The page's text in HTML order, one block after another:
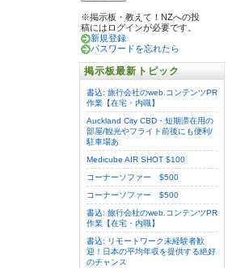
※掲示板・教えて！NZへの投
稿にはログインが必要です。
新規登録
パスワードを忘れたら
掲示板最新トピック
書込: 旅行会社のweb.コンテンツPR
作業【在宅・内職】
Auckland City CBD・短期滞在用の
部屋/観光やフライト前後にも便利/
駐車場あ
Medicube AIR SHOT $100
コーナーソファー $500
コーナーソファー $500
書込: 旅行会社のweb.コンテンツPR
作業【在宅・内職】
書込: リモートワーク未経験者歓
迎！日本の平均年収を提供する絶好
のチャンス